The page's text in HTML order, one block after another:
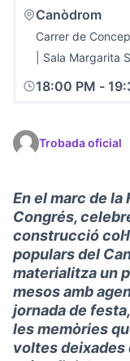
Canòdrom
Carrer de
| Sala Margarita
18:00 PM -
Trobada oficial
En el marc de la
Congrés,
construcció
populars del
materialitza un
mesos amb
jornada de
les memòries
voltes deixades